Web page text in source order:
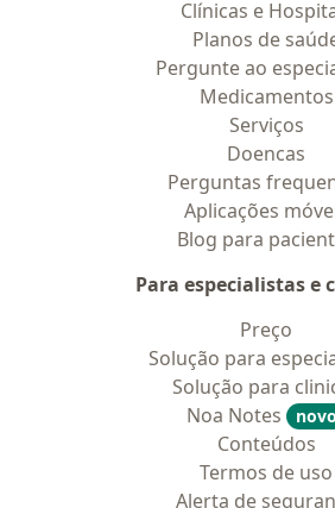
Clínicas e
Planos de
Pergunte ao
Medicamentos
Serviços
Doencas
Perguntas
Aplicações
Blog para
Para especialistas e
Preço
Solução para
Solução para
Noa Notes
novo
Conteúdos
Termos de uso
Alerta de